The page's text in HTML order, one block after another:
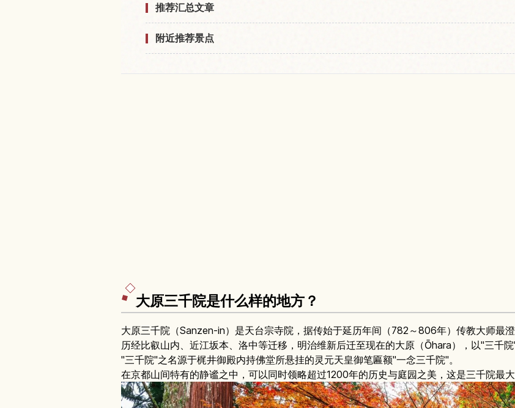
推荐汇总文章
附近推荐景点
大原三千院是什么样的地方？
大原三千院（Sanzen-in）是天台宗寺院，据传始于延历年间（782～806年）传教大师最
历经比叡山内、近江坂本、洛中等迁移，明治维新后迁至现在的大原（Ōhara），以"三千院
"三千院"之名源于梶井御殿内持佛堂所悬挂的灵元天皇御笔匾额"一念三千院"。
在京都山间特有的静谧之中，可以同时领略超过1200年的历史与庭园之美，这是三千院最大